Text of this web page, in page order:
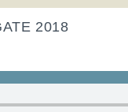
2018